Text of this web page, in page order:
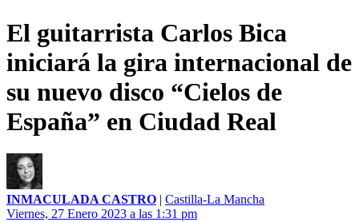
El guitarrista Carlos Bica
iniciará la gira internacional de
su nuevo disco “Cielos de
España” en Ciudad Real
INMACULADA CASTRO | Castilla-La Mancha
Viernes, 27 Enero 2023 a las 1:31 pm